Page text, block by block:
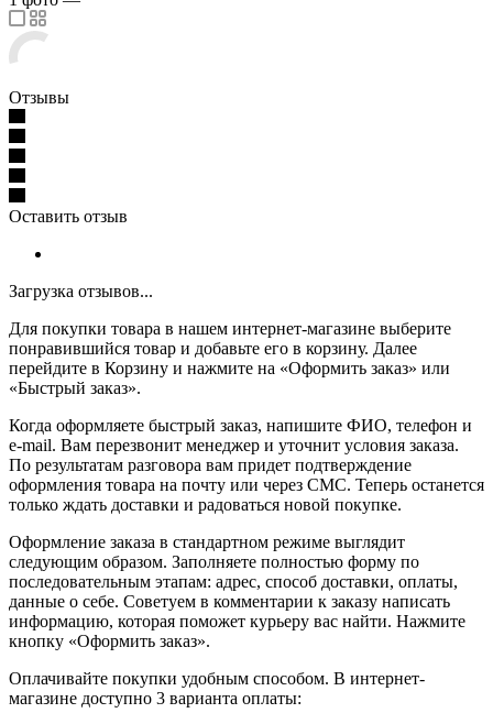
Отзывы
Оставить отзыв
Загрузка отзывов...
Для покупки товара в нашем интернет-магазине выберите
понравившийся товар и добавьте его в корзину. Далее
перейдите в Корзину и нажмите на «Оформить заказ» или
«Быстрый заказ».
Когда оформляете быстрый заказ, напишите ФИО, телефон и
e-mail. Вам перезвонит менеджер и уточнит условия заказа.
По результатам разговора вам придет подтверждение
оформления товара на почту или через СМС. Теперь останется
только ждать доставки и радоваться новой покупке.
Оформление заказа в стандартном режиме выглядит
следующим образом. Заполняете полностью форму по
последовательным этапам: адрес, способ доставки, оплаты,
данные о себе. Советуем в комментарии к заказу написать
информацию, которая поможет курьеру вас найти. Нажмите
кнопку «Оформить заказ».
Оплачивайте покупки удобным способом. В интернет-
магазине доступно 3 варианта оплаты: